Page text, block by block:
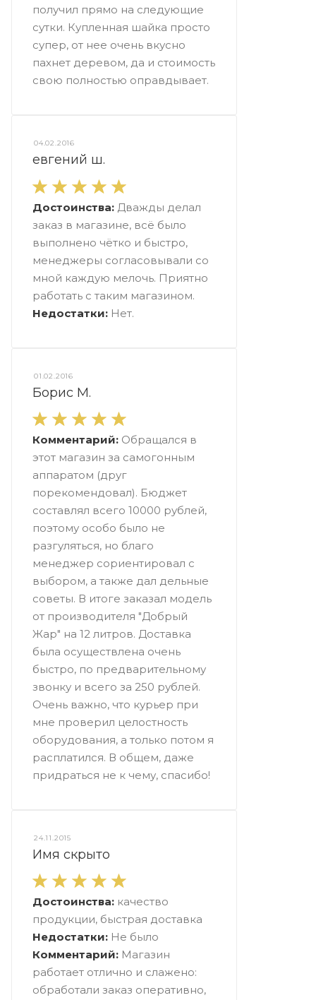
получил прямо на следующие
сутки. Купленная шайка просто
супер, от нее очень вкусно
пахнет деревом, да и стоимость
свою полностью оправдывает.
04.02.2016
евгений ш.
Достоинства: Дважды делал
заказ в магазине, всё было
выполнено чётко и быстро,
менеджеры согласовывали со
мной каждую мелочь. Приятно
работать с таким магазином.
Недостатки: Нет.
01.02.2016
Борис М.
Комментарий: Обращался в
этот магазин за самогонным
аппаратом (друг
порекомендовал). Бюджет
составлял всего 10000 рублей,
поэтому особо было не
разгуляться, но благо
менеджер сориентировал с
выбором, а также дал дельные
советы. В итоге заказал модель
от производителя "Добрый
Жар" на 12 литров. Доставка
была осуществлена очень
быстро, по предварительному
звонку и всего за 250 рублей.
Очень важно, что курьер при
мне проверил целостность
оборудования, а только потом я
расплатился. В общем, даже
придраться не к чему, спасибо!
24.11.2015
Имя скрыто
Достоинства: качество
продукции, быстрая доставка
Недостатки: Не было
Комментарий: Магазин
работает отлично и слажено:
обработали заказ оперативно,